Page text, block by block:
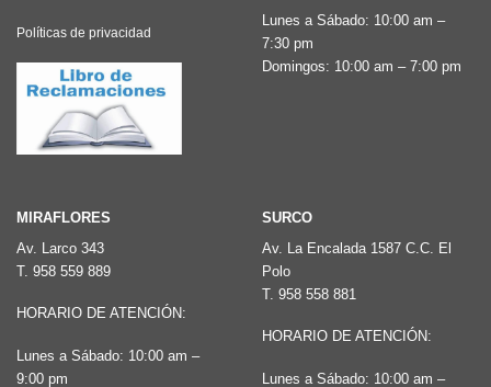
Políticas de privacidad
Lunes a Sábado: 10:00 am –
7:30 pm
Domingos: 10:00 am – 7:00 pm
MIRAFLORES
Av. Larco 343
T. 958 559 889
HORARIO DE ATENCIÓN:
Lunes a Sábado: 10:00 am –
9:00 pm
SURCO
Av. La Encalada 1587 C.C. El
Polo
T. 958 558 881
HORARIO DE ATENCIÓN:
Lunes a Sábado: 10:00 am –